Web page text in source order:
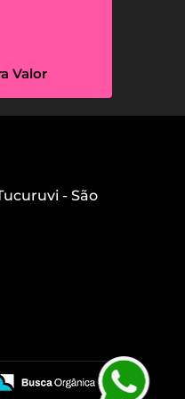
Valor
- São